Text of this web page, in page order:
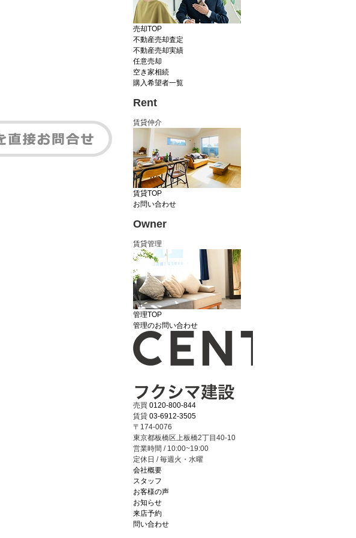
売却TOP
不動産売却査定
不動産売却実績
任意売却
空き家相続
購入希望者一覧
Rent
賃貸仲介
賃貸TOP
お問い合わせ
Owner
賃貸管理
管理TOP
管理のお問い合わせ
売買 0120-800-844
賃貸 03-6912-3505
〒174-0076
東京都板橋区上板橋2丁目40-10
営業時間 / 10:00~19:00
定休日 / 毎週火・水曜
会社概要
スタッフ
お客様の声
お知らせ
来店予約
問い合わせ